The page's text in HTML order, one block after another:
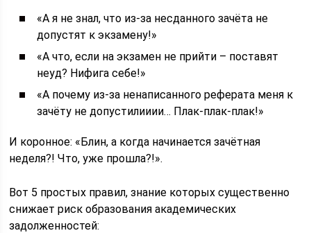
«А я не знал, что из-за несданного зачёта не
допустят к экзамену!»
«А что, если на экзамен не прийти – поставят
неуд? Нифига себе!»
«А почему из-за ненаписанного реферата меня к
зачёту не допустилииии… Плак-плак-плак!»
И коронное: «Блин, а когда начинается зачётная
неделя?! Что, уже прошла?!».
Вот 5 простых правил, знание которых существенно
снижает риск образования академических
задолженностей: